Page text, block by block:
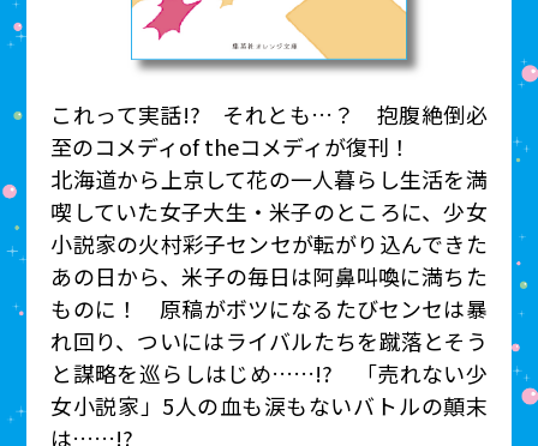
これって実話!? それとも…？ 抱腹絶倒必
至のコメディof theコメディが復刊！
北海道から上京して花の一人暮らし生活を満
喫していた女子大生・米子のところに、少女
小説家の火村彩子センセが転がり込んできた
あの日から、米子の毎日は阿鼻叫喚に満ちた
ものに！ 原稿がボツになるたびセンセは暴
れ回り、ついにはライバルたちを蹴落とそう
と謀略を巡らしはじめ……!? 「売れない少
女小説家」5人の血も涙もないバトルの顛末
は……!?